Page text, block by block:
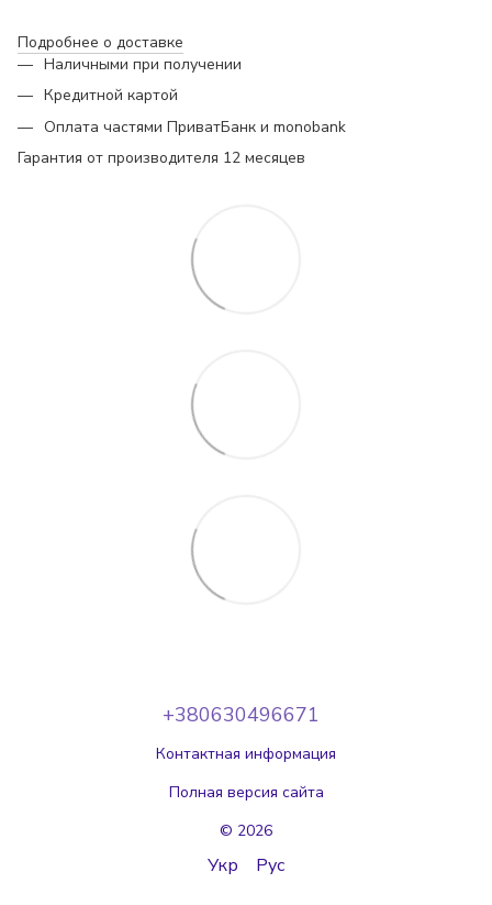
Подробнее о доставке
Наличными при получении
Кредитной картой
Оплата частями ПриватБанк и monobank
Гарантия от производителя 12 месяцев
+380630496671
Контактная информация
Полная версия сайта
© 2026
Укр Рус